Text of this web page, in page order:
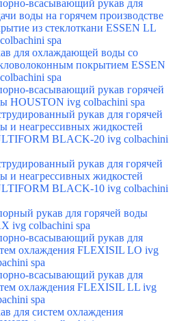
всасывающий рукав для
воды на горячем производстве
из стеклоткани ESSEN LL
spa
для охлаждающей воды со
покрытием ESSEN
spa
всасывающий рукав горячей
HOUSTON ivg colbachini spa
рукав для горячей
и неагрессивных жидкостей
BLACK-20 ivg colbachini
рукав для горячей
и неагрессивных жидкостей
BLACK-10 ivg colbachini
рукав для горячей воды
ivg colbachini spa
всасывающий рукав для
охлаждения FLEXISIL LO ivg
spa
всасывающий рукав для
охлаждения FLEXISIL LL ivg
spa
для систем охлаждения